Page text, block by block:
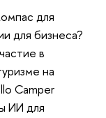
для
для бизнеса?
в
на
Camper
ИИ для